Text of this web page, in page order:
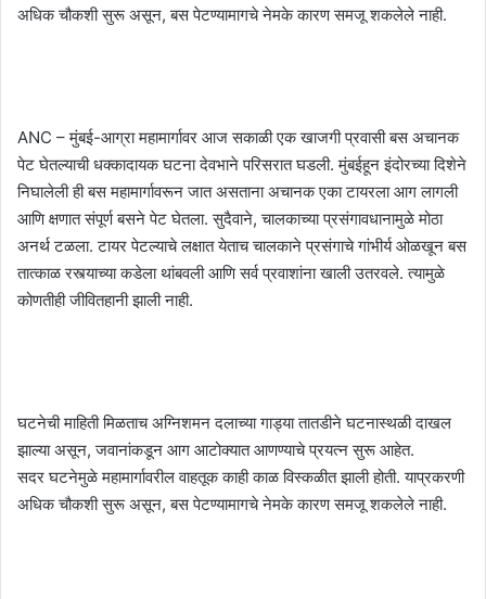
अधिक चौकशी सुरू असून, बस पेटण्यामागचे नेमके कारण समजू शकलेले नाही.
ANC – मुंबई-आग्रा महामार्गावर आज सकाळी एक खाजगी प्रवासी बस अचानक
पेट घेतल्याची धक्कादायक घटना देवभाने परिसरात घडली. मुंबईहून इंदोरच्या दिशेने
निघालेली ही बस महामार्गावरून जात असताना अचानक एका टायरला आग लागली
आणि क्षणात संपूर्ण बसने पेट घेतला. सुदैवाने, चालकाच्या प्रसंगावधानामुळे मोठा
अनर्थ टळला. टायर पेटल्याचे लक्षात येताच चालकाने प्रसंगाचे गांभीर्य ओळखून बस
तात्काळ रस्त्याच्या कडेला थांबवली आणि सर्व प्रवाशांना खाली उतरवले. त्यामुळे
कोणतीही जीवितहानी झाली नाही.
घटनेची माहिती मिळताच अग्निशमन दलाच्या गाड्या तातडीने घटनास्थळी दाखल
झाल्या असून, जवानांकडून आग आटोक्यात आणण्याचे प्रयत्न सुरू आहेत.
सदर घटनेमुळे महामार्गावरील वाहतूक काही काळ विस्कळीत झाली होती. याप्रकरणी
अधिक चौकशी सुरू असून, बस पेटण्यामागचे नेमके कारण समजू शकलेले नाही.